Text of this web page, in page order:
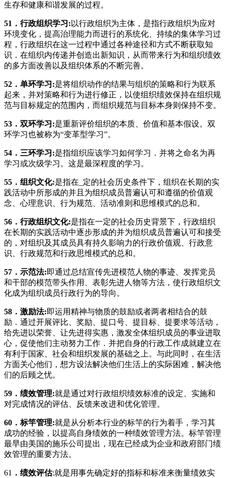
生存和健康和谐发展的过程。
51 ．行政组织学习 : 以行政组织为主体，是指行政组织为应对
环境变化，提高治理能力而进行的系统化、持续的集体学习过
程，行政组织在这一过程中通过各种途径和方式不断获取知
识．在组织内传递并创造出新知识，从而带来行为和组织绩效
的多方面改善以及组织体系的不断完善。
52 ．单环学习 :是将组织动作的结果与组织的策略和行为联系
起来，并对策略和行为进行修正，以使组织绩效保持在组织规
范与目标规定的范围内，而组织规范与目标本身则保持不变。
53 ．双环学习 :是重新评价组织的本质、价值和基本假设。双
环学习也被称为“变革型学习”。
54 ．三环学习 :是指组织应该学习如何学习．并将之命名为再
学习或次级学习。这是最深程度的学习。
55 ．组织文化:是指在_定的社会历史条件下，组织在长期的实
践活动中所形成的并且为组织成员普遍认可和遵循的价值观
念、心理意识、行为规范、活动准则和思维模式的总和。
56 ．行政组织文化:是指在一定的社会历史背景下，行政组织
在长期的实践活动中逐步形成的并为组织成员普遍认可和接受
的，对组织及其成员具有持久影响力的行政价值观、行政意
识、行政规范和行政思维模式的总和。
57 ．示范法:即通过总结宣传先进模范人物的事迹、发挥党员
和干部的模范带头作用、表彰先进人物等方法，使行政组织文
化成为组织成员行政行为的导向。
58 ．激励法:即运用精神与物质的鼓励或者两者相结合的鼓
励．通过开展评比、奖励、提口号、提目标、提要求等活动，
给先进以荣誉、让先进得实惠，激发全体组织成员的事业进取
心，促使他们主动努力工作．并把自身的行政工作成就建立在
有利于国家、社会和组织发展的基础之上。与此同时，在生活
方面关心他们，想方设法解决他们生活上的实际困难，解决他
们的后顾之忧。
59 ．绩效管理:就是通过对行政组织绩效标准的设定、实施和
对完成情况的评估、反馈来改进和优化管理。
60 ．标竿管理:就是从分析本行业的标竿的行为着手，学习其
成功的经验，以提高自身绩效的一种绩效管理方法。标竿管理
最早由美国的施乐公司提出，现在已经成为企业和政府部门绩
效管理的重要方法。
61 ．绩效评估:就是用事先确定好的指标和标准来衡量绩效实